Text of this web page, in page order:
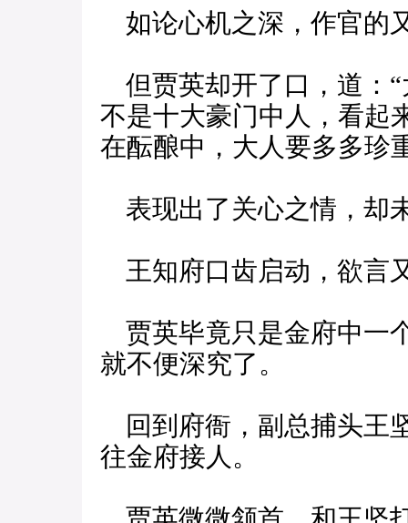
如论心机之深，作官的
但贾英却开了口，道：
不是十大豪门中人，看起
在酝酿中，大人要多多珍
表现出了关心之情，却
王知府口齿启动，欲言
贾英毕竟只是金府中一
就不便深究了。
回到府衙，副总捕头王
往金府接人。